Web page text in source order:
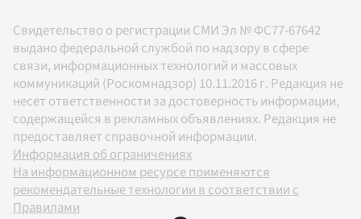
Свидетельство о регистрации СМИ Эл № ФС77-67642
выдано федеральной службой по надзору в сфере
связи, информационных технологий и массовых
коммуникаций (Роскомнадзор) 10.11.2016 г. Редакция не
несет ответственности за достоверность информации,
содержащейся в рекламных объявлениях. Редакция не
предоставляет справочной информации.
Информация об ограничениях
На информационном ресурсе применяются
рекомендательные технологии в соответствии с
Правилами